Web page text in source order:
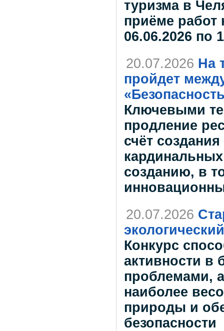
туризма в
приёме работ
06.06.2026 по
20.07.2026 На
пройдет
Ключевыми
продление
счёт
созданию, в
20.07.2026
Конкурс
активности в
проблемами,
наиболее
природы и
безопасности